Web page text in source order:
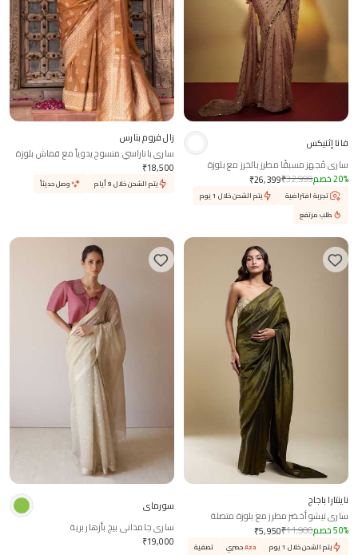
فانا إثنيكس
ساري مُجهز مسبقًا مطرز بالخرز مع بلوزة
₹26,399₹32,999 20% خصم
تجربة افتراضية
يتم الشحن خلال 1 يوم
طلب مرتفع
زال فروم بنارس
ساري باناراسي منسوج يدوياً مع قماش بلوزة
غير مخيطة
₹18,500
يتم الشحن خلال 9 أيام وصل حديثاً
ناينتارا باجاج
ساري تيشو أخضر مطرز مع بلوزة متصلة
₹5,950₹11,900 50% خصم
يتم الشحن خلال 1 يوم Azaحصري
تصفية
سورماي
ساري جامداني بيج بأزهار برية
₹19,000